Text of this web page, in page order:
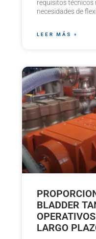
requisitos técnicos
necesidades de
LEER MÁS »
BLADDER
LARGO